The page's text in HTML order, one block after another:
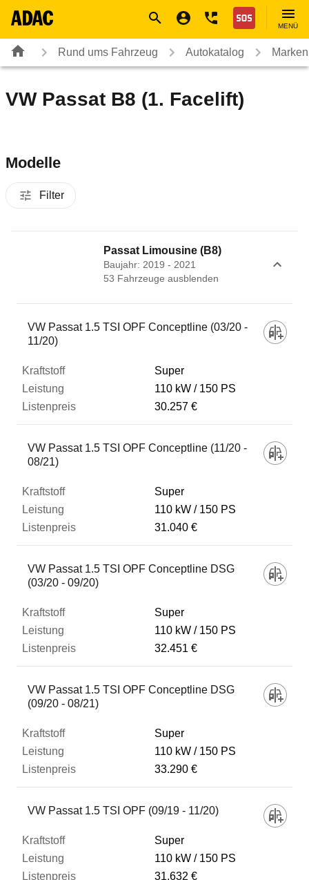
Nothilfe
MENÜ
Rund ums Fahrzeug Autokatalog
VW Passat B8 (1. Facelift)
Modelle
Filter
Passat Limousine (B8)
Baujahr: 2019 - 2021
53 Fahrzeuge ausblenden
Fahrzeug
Kraftstoff
Leistung
Listenpreis
VW Passat 1.5 TSI OPF Conceptline (03/20 -
11/20)
Super
110 kW
150 PS
30.257 €
VW Passat 1.5 TSI OPF Conceptline (11/20 -
08/21)
Super
110 kW
150 PS
31.040 €
VW Passat 1.5 TSI OPF Conceptline DSG
(03/20 - 09/20)
Super
110 kW
150 PS
32.451 €
VW Passat 1.5 TSI OPF Conceptline DSG
(09/20 - 08/21)
Super
110 kW
150 PS
33.290 €
VW Passat 1.5 TSI OPF (09/19 - 11/20)
Super
110 kW
150 PS
31.632 €